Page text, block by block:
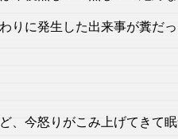
りに発生した出来事が糞だ
、今怒りがこみ上げてきて眠